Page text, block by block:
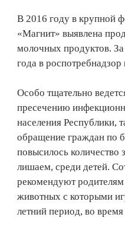
В 2016 году в крупной
«Магнит» выявлена
молочных продуктов.
года в
Особо тщательно
пресечению
населения Республики,
обращение граждан по
повысилось количество
лишаем, среди детей.
рекомендуют
животных с которыми
летний период, во